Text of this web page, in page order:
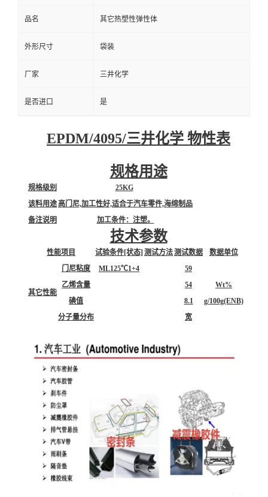
品名 其它热塑性弹性体
外形尺寸 袋装
厂家 三井化学
是否进口 是
EPDM/4095/三井化学 物性表
规格用途
规格级别
25KG
该料用途高门尼,加工性好,适合于汽车零件,海绵制品
备注说明
加工条件：注塑。
技术参数
性能项目 试验条件[状态] 测试方法测试数据 数据单位
其它性能
门尼粘度 ML125℃1+4
59
乙烯含量
54
Wt%
碘值
8.1
g/100g(ENB)
分子量分布
宽